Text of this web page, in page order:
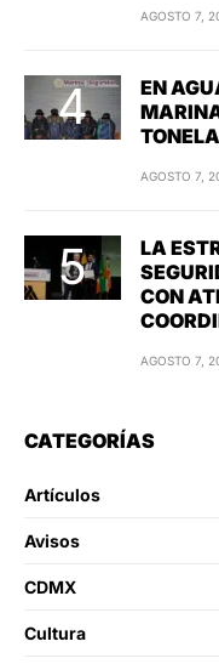
AGOSTO 7,
EN
AGOSTO 7,
LA
CON
AGOSTO 7,
CATEGORÍAS
Artículos
Avisos
CDMX
Cultura